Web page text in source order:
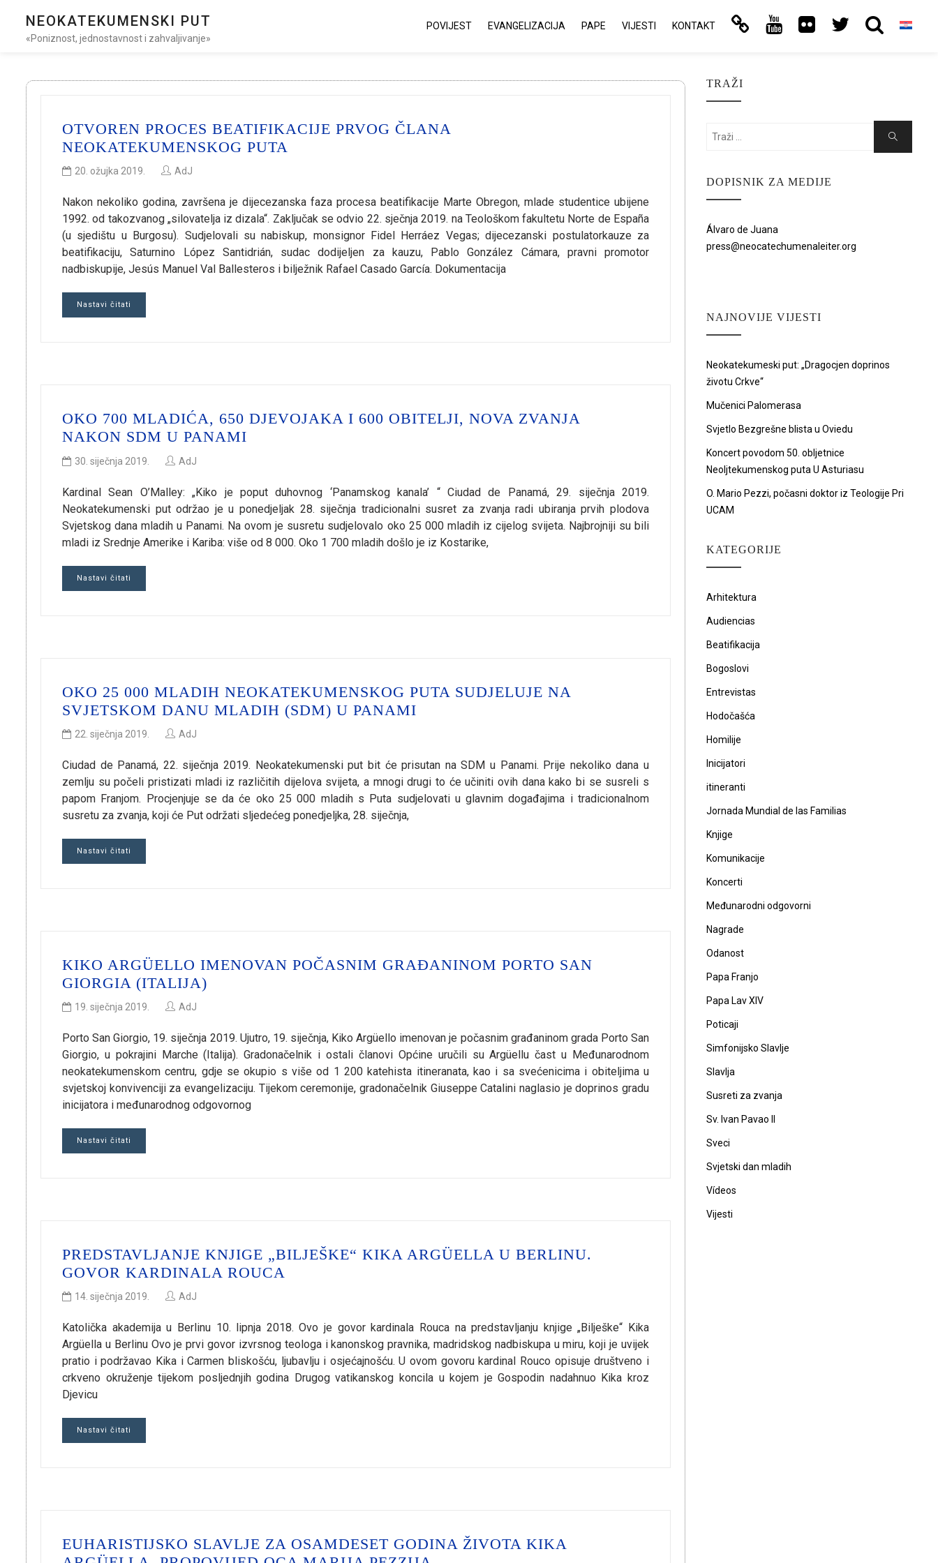
NEOKATEKUMENSKI PUT
«Poniznost, jednostavnost i zahvaljivanje»
POVIJEST EVANGELIZACIJA PAPE VIJESTI KONTAKT
OTVOREN PROCES BEATIFIKACIJE PRVOG ČLANA
NEOKATEKUMENSKOG PUTA
20. ožujka 2019. AdJ
Nakon nekoliko godina, završena je dijecezanska faza procesa beatifikacije Marte Obregon, mlade studentice ubijene
1992. od takozvanog „silovatelja iz dizala“. Zaključak se odvio 22. sječnja 2019. na Teološkom fakultetu Norte de España
(u sjedištu u Burgosu). Sudjelovali su nabiskup, monsignor Fidel Herráez Vegas; dijecezanski postulatorkauze za
beatifikaciju, Saturnino López Santidrián, sudac dodijeljen za kauzu, Pablo González Cámara, pravni promotor
nadbiskupije, Jesús Manuel Val Ballesteros i bilježnik Rafael Casado García. Dokumentacija
Nastavi čitati
OKO 700 MLADIĆA, 650 DJEVOJAKA I 600 OBITELJI, NOVA ZVANJA
NAKON SDM U PANAMI
30. siječnja 2019. AdJ
Kardinal Sean O’Malley: „Kiko je poput duhovnog ‘Panamskog kanala’ “ Ciudad de Panamá, 29. siječnja 2019.
Neokatekumenski put održao je u ponedjeljak 28. siječnja tradicionalni susret za zvanja radi ubiranja prvih plodova
Svjetskog dana mladih u Panami. Na ovom je susretu sudjelovalo oko 25 000 mladih iz cijelog svijeta. Najbrojniji su bili
mladi iz Srednje Amerike i Kariba: više od 8 000. Oko 1 700 mladih došlo je iz Kostarike,
Nastavi čitati
OKO 25 000 MLADIH NEOKATEKUMENSKOG PUTA SUDJELUJE NA
SVJETSKOM DANU MLADIH (SDM) U PANAMI
22. siječnja 2019. AdJ
Ciudad de Panamá, 22. siječnja 2019. Neokatekumenski put bit će prisutan na SDM u Panami. Prije nekoliko dana u
zemlju su počeli pristizati mladi iz različitih dijelova svijeta, a mnogi drugi to će učiniti ovih dana kako bi se susreli s
papom Franjom. Procjenjuje se da će oko 25 000 mladih s Puta sudjelovati u glavnim događajima i tradicionalnom
susretu za zvanja, koji će Put održati sljedećeg ponedjeljka, 28. siječnja,
Nastavi čitati
KIKO ARGÜELLO IMENOVAN POČASNIM GRAĐANINOM PORTO SAN
GIORGIA (ITALIJA)
19. siječnja 2019. AdJ
Porto San Giorgio, 19. siječnja 2019. Ujutro, 19. siječnja, Kiko Argüello imenovan je počasnim građaninom grada Porto San
Giorgio, u pokrajini Marche (Italija). Gradonačelnik i ostali članovi Općine uručili su Argüellu čast u Međunarodnom
neokatekumenskom centru, gdje se okupio s više od 1 200 katehista itineranata, kao i sa svećenicima i obiteljima u
svjetskoj konvivenciji za evangelizaciju. Tijekom ceremonije, gradonačelnik Giuseppe Catalini naglasio je doprinos gradu
inicijatora i međunarodnog odgovornog
Nastavi čitati
PREDSTAVLJANJE KNJIGE „BILJEŠKE“ KIKA ARGÜELLA U BERLINU.
GOVOR KARDINALA ROUCA
14. siječnja 2019. AdJ
Katolička akademija u Berlinu 10. lipnja 2018. Ovo je govor kardinala Rouca na predstavljanju knjige „Bilješke“ Kika
Argüella u Berlinu Ovo je prvi govor izvrsnog teologa i kanonskog pravnika, madridskog nadbiskupa u miru, koji je uvijek
pratio i podržavao Kika i Carmen bliskošću, ljubavlju i osjećajnošću. U ovom govoru kardinal Rouco opisuje društveno i
crkveno okruženje tijekom posljednjih godina Drugog vatikanskog koncila u kojem je Gospodin nadahnuo Kika kroz
Djevicu
Nastavi čitati
EUHARISTIJSKO SLAVLJE ZA OSAMDESET GODINA ŽIVOTA KIKA
TRAŽI
Search
Search
DOPISNIK ZA MEDIJE
Álvaro de Juana
press@neocatechumenaleiter.org
NAJNOVIJE VIJESTI
Neokatekumeski put: „Dragocjen doprinos
životu Crkve“
Mučenici Palomerasa
Svjetlo Bezgrešne blista u Oviedu
Koncert povodom 50. obljetnice
Neoljtekumenskog puta U Asturiasu
O. Mario Pezzi, počasni doktor iz Teologije Pri
UCAM
KATEGORIJE
Arhitektura
Audiencias
Beatifikacija
Bogoslovi
Entrevistas
Hodočašća
Homilije
Inicijatori
itineranti
Jornada Mundial de las Familias
Knjige
Komunikacije
Koncerti
Međunarodni odgovorni
Nagrade
Odanost
Papa Franjo
Papa Lav XIV
Poticaji
Simfonijsko Slavlje
Slavlja
Susreti za zvanja
Sv. Ivan Pavao II
Sveci
Svjetski dan mladih
Vídeos
Vijesti